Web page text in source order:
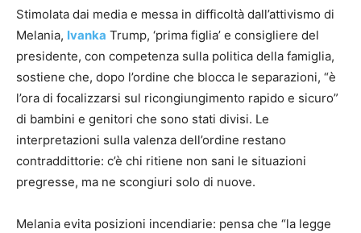
Stimolata dai media e messa in difficoltà dall’attivismo di
Melania, Ivanka Trump, ‘prima figlia’ e consigliere del
presidente, con competenza sulla politica della famiglia,
sostiene che, dopo l’ordine che blocca le separazioni, “è
l’ora di focalizzarsi sul ricongiungimento rapido e sicuro”
di bambini e genitori che sono stati divisi. Le
interpretazioni sulla valenza dell’ordine restano
contraddittorie: c’è chi ritiene non sani le situazioni
pregresse, ma ne scongiuri solo di nuove.
Melania evita posizioni incendiarie: pensa che “la legge